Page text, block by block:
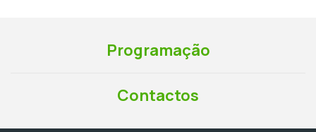
Programação
Contactos